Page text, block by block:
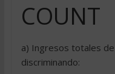
COUNT
a) Ingresos totales
discriminando: